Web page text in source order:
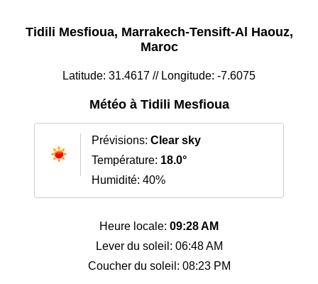
Tidili Mesfioua, Marrakech-Tensift-Al Haouz,
Maroc
Latitude: 31.4617 // Longitude: -7.6075
Météo à Tidili Mesfioua
Prévisions: Clear sky
Température: 18.0°
Humidité: 40%
Heure locale: 09:28 AM
Lever du soleil: 06:48 AM
Coucher du soleil: 08:23 PM